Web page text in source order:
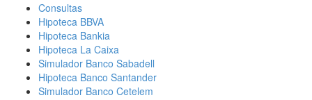
Consultas
Hipoteca BBVA
Hipoteca Bankia
Hipoteca La Caixa
Simulador Banco Sabadell
Hipoteca Banco Santander
Simulador Banco Cetelem